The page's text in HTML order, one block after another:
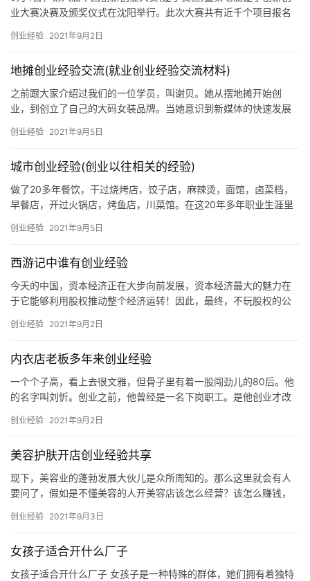
业大赛决赛及颁奖仪式在沈阳举行。此次大赛共有近千个项目报名
信息、生物医药等多个领域发展。通过逐级选拔、优中选优，行业
创业经验 2021年9月2日
地摊创业经验交流(就业创业经验交流材料)
之前跟大家介绍过我们的一位学员，叫谢贝。她从摆地摊开始创
业，到创立了自己的大码女装品牌。当她意识到新媒体的快速发展
自己的销量。一年前，她开始做抖音跟快手。一开始拍完全没有播
创业经验 2021年9月5日
城市创业经验(创业以往相关的经验)
做了20多年餐饮，干过烧烤店，饺子店，麻辣烫，面馆，卤菜档，
早餐店，开过火锅店，烤鱼店，川菜馆。在这20年多年职业生涯里
此机会跟大家分享一些开实体餐饮店的实战经验，供大家参考：
创业经验 2021年9月5日
西游记中谁有创业经验
今天的中国，资本经济正在大步向前发展，资本经济最大的魅力在
于它能够利用股权推动整个经济运转！因此，最终，不玩股权的公
记》，这实际上是股权激励的一个典型成功案例。1.准确定位:向西
创业经验 2021年9月2日
内衣店老板多年来创业经验
一个个子高，看上去很文雅，但骨子里有着一股闯劲儿的80后。他
的名字叫刘忻。创业之前，他曾经是一名下岗职工。是他创业才改
始的时候，他只是一家小店的小老板，到现在的内衣城和三家大的
业，而且生意还做到了新余。接下来就看看这位80后如何创业当老
板的
创业经验 2021年9月2日
美容护肤开店创业经验共享
现下，美容业的蓬勃发展大伙儿是众所周知的。那么这里就会有人
要问了，假如是不懂美容的人开美容店该怎么经营？该怎么赚钱，
店？小编猜想这是它的门槛低，投资少、盈利高等特征，吸引住了
创业经验 2021年9月3日
女孩子适合开什么厂子
女孩子适合开什么厂子 女孩子是一种特殊的群体，她们拥有着独特